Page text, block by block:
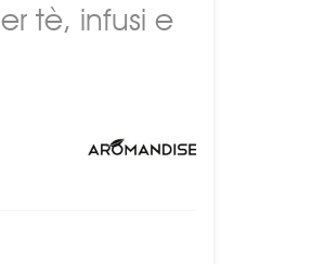
tè, infusi e